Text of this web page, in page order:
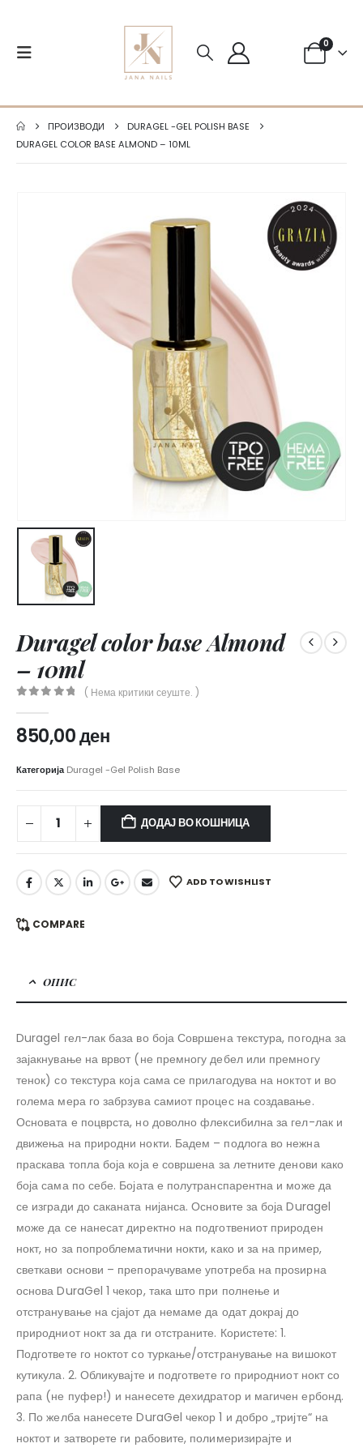
0
ПРОИЗВОДИ
DURAGEL -GEL POLISH BASE
DURAGEL COLOR BASE ALMOND – 10ML
Duragel color base Almond
– 10ml
( Нема критики сеуште. )
850,00ден
КатегоријаDuragel -Gel Polish Base
ДОДАЈ ВО КОШНИЦА
ADD TO WISHLIST
COMPARE
ОПИС
Duragel гел-лак база во боја Совршена текстура, погодна за
зајакнување на врвот (не премногу дебел или премногу
тенок) со текстура која сама се прилагодува на ноктот и во
голема мера го забрзува самиот процес на создавање.
Основата е поцврста, но доволно флексибилна за гел-лак и
движења на природни нокти. Бадем – подлога во нежна
праскава топла боја која е совршена за летните денови како
боја сама по себе. Бојата е полутранспарентна и може да
се изгради до саканата нијанса. Основите за боја Duragel
може да се нанесат директно на подготвениот природен
нокт, но за попроблематични нокти, како и за на пример,
светкави основи – препорачуваме употреба на проѕирна
основа DuraGel 1 чекор, така што при полнење и
отстранување на сјајот да немаме да одат докрај до
природниот нокт за да ги отстраните. Користете: 1.
Подгответе го ноктот со туркање/отстранување на вишокот
кутикула. 2. Обликувајте и подгответе го природниот нокт со
рапа (не пуфер!) и нанесете дехидратор и магичен ербонд.
3. По желба нанесете DuraGel чекор 1 и добро „тријте“ на
ноктот и затворете ги рабовите, полимеризирајте и